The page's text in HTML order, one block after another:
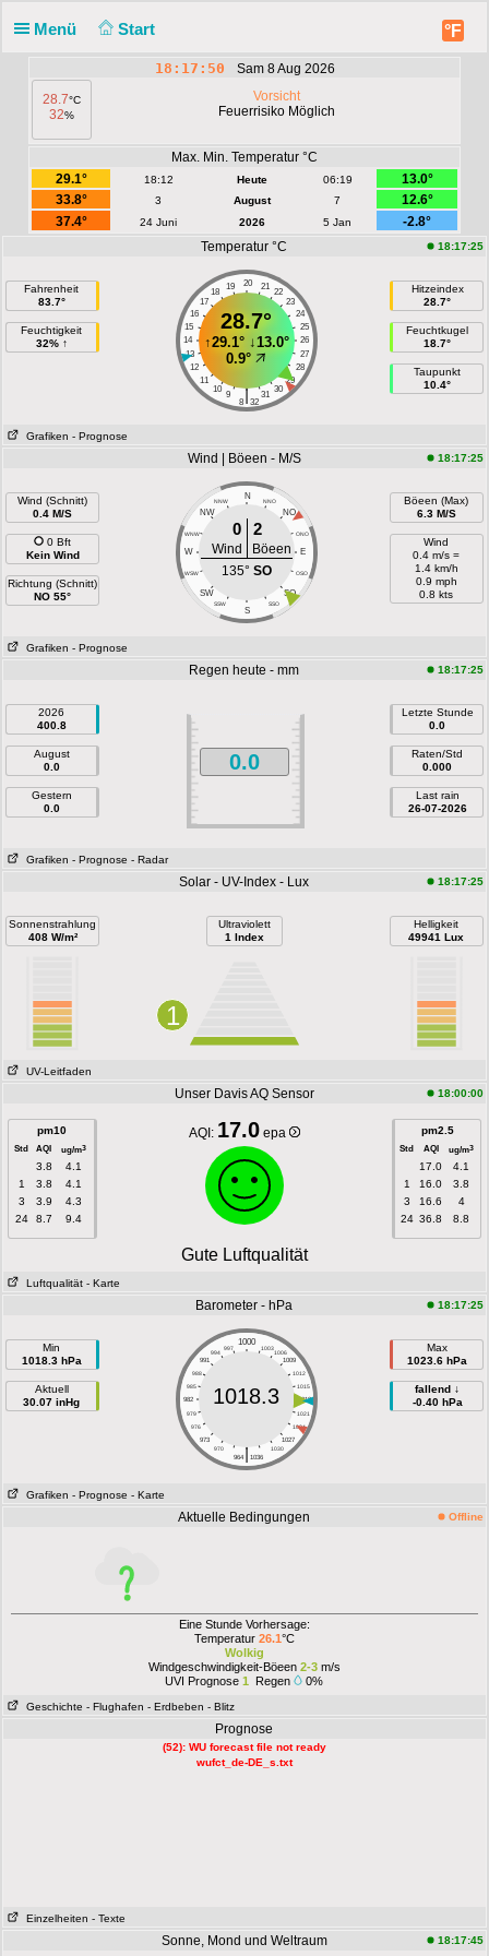
Menü Start °F
18:17:50
Sam 8 Aug 2026
28.7°C
32%
Vorsicht
Feuerrisiko Möglich
Max. Min. Temperatur °C
29.1°
18:12 Heute 06:19
13.0°
33.8°
3 August 7
12.6°
37.4°
24 Juni 2026 5 Jan
-2.8°
Temperatur °C
18:17:25
Fahrenheit
83.7°
Feuchtigkeit
32% ↑
20
19 21
18
22
17
23
16
24
15
25
14
26
13
27
12
28
11
29
10
30
9 31
|
8 32
28.7°
↑29.1°↓13.0°
0.9°
Hitzeindex
28.7°
Feuchtkugel
18.7°
Taupunkt
10.4°
Grafiken - Prognose
Wind | Böeen - M/S 18:17:25
Wind (Schnitt)
0.4 M/S
0 Bft
Kein Wind
Richtung (Schnitt)
NO 55°
N
NNW NNO
NW NO
WNW ONO
W E
WSW OSO
SW SO
SSW SSO
S
0 2
Wind
Böeen
135° SO
Böeen (Max)
6.3 M/S
Wind
0.4 m/s =
1.4 km/h
0.9 mph
0.8 kts
Grafiken - Prognose
Regen heute - mm 18:17:25
2026
400.8
August
0.0
Gestern
0.0
0.0
Letzte Stunde
0.0
Raten/Std
0.000
Last rain
26-07-2026
Grafiken - Prognose - Radar
Solar - UV-Index - Lux 18:17:25
Sonnenstrahlung
408 W/m²
Ultraviolett
1 Index
1
Helligkeit
49941 Lux
UV-Leitfaden
Unser Davis AQ Sensor 18:00:00
pm10
Std AQI ug/m3
3.8
4.1
1
3.8
4.1
3
3.9
4.3
24
8.7 9.4
AQI: 17.0 epa pm2.5
Std AQI ug/m3
17.0
4.1
1
16.0
3.8
3
16.6
4
24 36.8 8.8
Gute Luftqualität
Luftqualität - Karte
Barometer - hPa 18:17:25
Min
1018.3 hPa
Aktuell
30.07 inHg
1000
997 1003
994
1006
991
1009
988
1012
985
1015
982
1018
979
1021
976
1024
973
1027
970
1030
|
964 1036
1018.3
Max
1023.6 hPa
fallend ↓
-0.40 hPa
Grafiken - Prognose - Karte
Aktuelle Bedingungen Offline
Eine Stunde Vorhersage:
Temperatur 26.1°C
Wolkig
Windgeschwindigkeit-Böeen 2-3m/s
UVI Prognose1 Regen 0%
Geschichte - Flughafen - Erdbeben - Blitz
Prognose
(52): WU forecast file not ready
wufct_de-DE_s.txt
Einzelheiten - Texte
Sonne, Mond und Weltraum 18:17:45